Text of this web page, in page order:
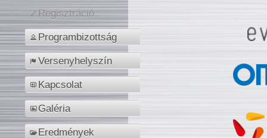
Regisztráció
Programbizottság
Versenyhelyszín
Kapcsolat
Galéria
Eredmények